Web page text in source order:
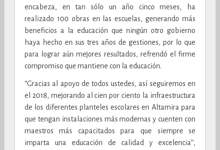
encabeza, en tan sólo un año cinco meses, ha
realizado 100 obras en las escuelas, generando más
beneficios a la educación que ningún otro gobierno
haya hecho en sus tres años de gestiones, por lo que
para lograr aún mejores resultados, refrendó el firme
compromiso que mantiene con la educación.
“Gracias al apoyo de todos ustedes, así seguiremos en
el 2018, mejorando al cien por ciento la infraestructura
de los diferentes planteles escolares en Altamira para
que tengan instalaciones más modernas y cuenten con
maestros más capacitados para que siempre se
imparta una educación de calidad y excelencia’’,